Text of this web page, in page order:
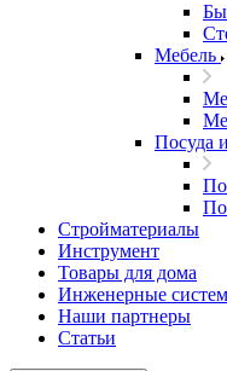
Мебель
Посуда
Стройматериалы
Инструмент
Товары для дома
Инженерные
Наши партнеры
Статьи